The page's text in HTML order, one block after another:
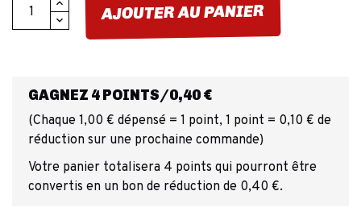
AJOUTER AU PANIER
GAGNEZ 4 POINTS/0,40 €
(Chaque 1,00 € dépensé = 1 point, 1 point = 0,10 € de
réduction sur une prochaine commande)
Votre panier totalisera 4 points qui pourront être
convertis en un bon de réduction de 0,40 €.